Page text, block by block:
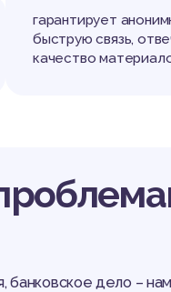
гарантирует
быструю связь,
качество
банковское дело –